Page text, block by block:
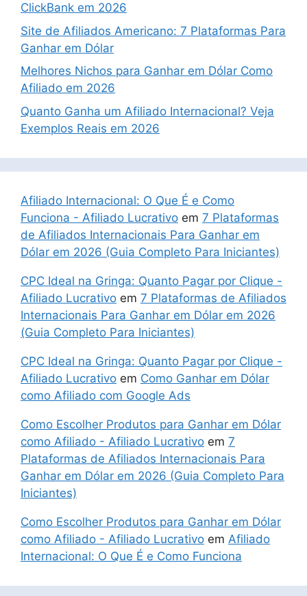
ClickBank em 2026
Site de Afiliados Americano: 7 Plataformas Para
Ganhar em Dólar
Melhores Nichos para Ganhar em Dólar Como
Afiliado em 2026
Quanto Ganha um Afiliado Internacional? Veja
Exemplos Reais em 2026
Afiliado Internacional: O Que É e Como
Funciona - Afiliado Lucrativo em 7 Plataformas
de Afiliados Internacionais Para Ganhar em
Dólar em 2026 (Guia Completo Para Iniciantes)
CPC Ideal na Gringa: Quanto Pagar por Clique -
Afiliado Lucrativo em 7 Plataformas de Afiliados
Internacionais Para Ganhar em Dólar em 2026
(Guia Completo Para Iniciantes)
CPC Ideal na Gringa: Quanto Pagar por Clique -
Afiliado Lucrativo em Como Ganhar em Dólar
como Afiliado com Google Ads
Como Escolher Produtos para Ganhar em Dólar
como Afiliado - Afiliado Lucrativo em 7
Plataformas de Afiliados Internacionais Para
Ganhar em Dólar em 2026 (Guia Completo Para
Iniciantes)
Como Escolher Produtos para Ganhar em Dólar
como Afiliado - Afiliado Lucrativo em Afiliado
Internacional: O Que É e Como Funciona